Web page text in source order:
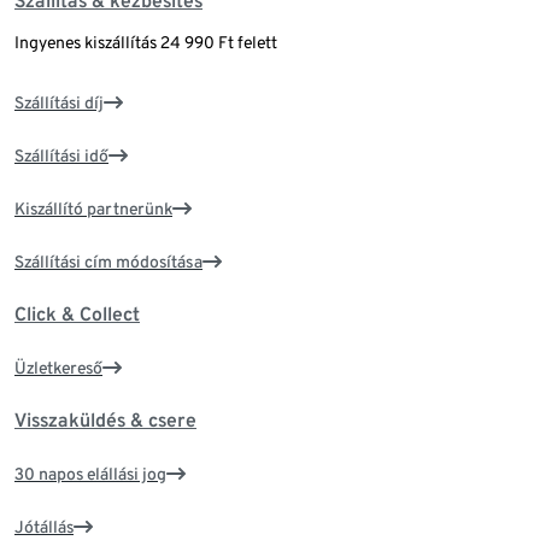
Ingyenes kiszállítás 24 990 Ft felett
Szállítási díj
Szállítási idő
Kiszállító partnerünk
Szállítási cím módosítása
Click & Collect
Üzletkereső
Visszaküldés & csere
30 napos elállási jog
Jótállás